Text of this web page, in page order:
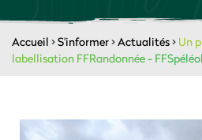
Accueil >S'informer>Actualités> Un
labellisation FFRandonnée -